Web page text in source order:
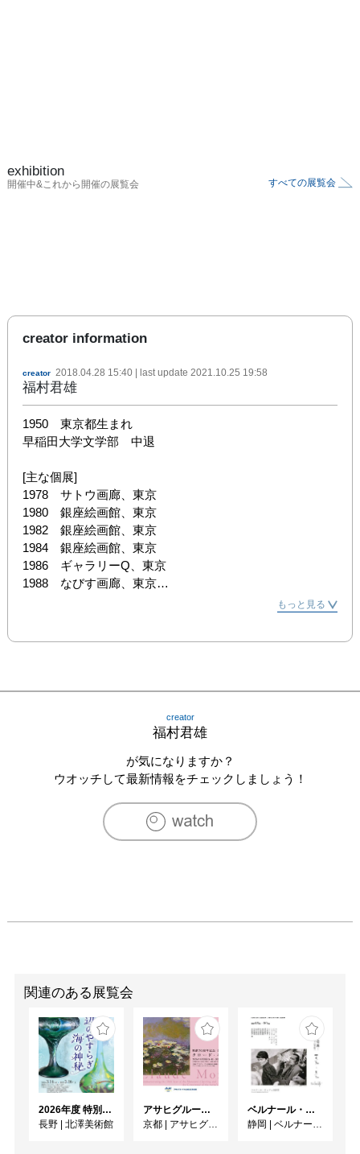
exhibition
開催中&これから開催の展覧会 すべての展覧会
creator information
creator 2018.04.28 15:40 | last update 2021.10.25 19:58
福村君雄
1950　東京都生まれ
早稲田大学文学部　中退
[主な個展]
1978　サトウ画廊、東京
1980　銀座絵画館、東京
1982　銀座絵画館、東京
1984　銀座絵画館、東京
1986　ギャラリーQ、東京
1988　なびす画廊、東京
1994　京都リサーチパーク、京都
1999　ギャラリイK、東京
2001　ギャラリイK、東京
2003　アート・スペース・てん、埼玉
2003　ギャラリイK、東京
2004　ギャラリイK、東京
2006　ギャラリイK、東京
ンドン
1989　「第9回現代美術今立紙展」福井
1989　「インプレッション」ハートランドギャラリー、東
1990　「現代建築コンテンポラリーアートフェアー」京都
1991　「Les Arts au Soleil」カルカソンヌ、フランス
1996　「ARTEX」パリ
2002　「ゲント国際アートフェアー」ベルギー
もっと見る
creator
福村君雄
が気になりますか？
ウオッチして最新情報をチェックしましょう！
関連のある展覧会
2026年度 特別展「ガレとドーム、アール･ヌーヴォーのガラス 水辺のやすらぎ、海の神秘」
長野 | 北澤美術館
アサヒグループ大山崎山荘美術館 開館30周年記念展「没後100年 クロード・モネ」
京都 | アサヒグループ大山崎山荘美術館
ベルナール・ビュフェと写真 ーカメラがとらえたビュフェとその時代、そして21 世紀へ
静岡 | ベルナール・ビュフェ美術館